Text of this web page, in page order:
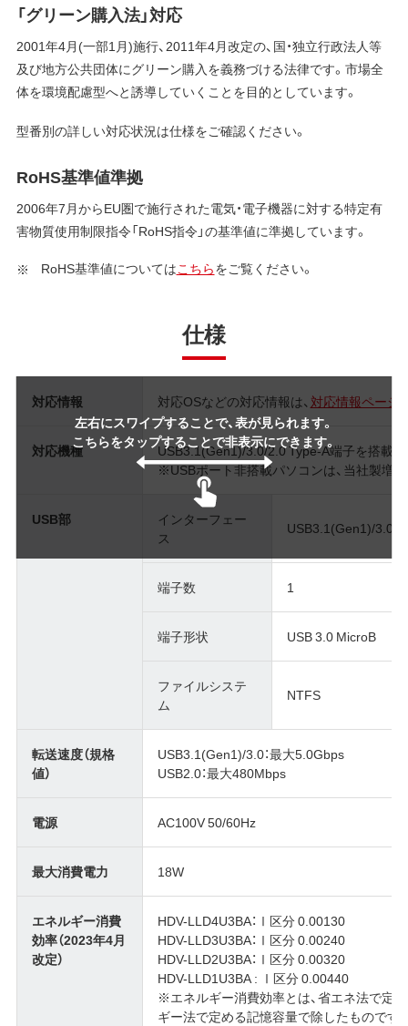
「グリーン購入法」対応
2001年4月(一部1月)施行、2011年4月改定の、国・独立行政法人等
及び地方公共団体にグリーン購入を義務づける法律です。市場全
体を環境配慮型へと誘導していくことを目的としています。
型番別の詳しい対応状況は仕様をご確認ください。
RoHS基準値準拠
2006年7月からEU圏で施行された電気・電子機器に対する特定有
害物質使用制限指令「RoHS指令」の基準値に準拠しています。
RoHS基準値についてはこちらをご覧ください。
仕様
左右にスワイプすることで、表が見られます。
こちらをタップすることで非表示にできます。
対応情報 対応OSなどの対応情報は、 対応情報ページ
対応機種
USB3.1(Gen1)/3.0/2.0 Type-A端子を搭載
※USBポート非搭載パソコンは、当社製増
USB部
インターフェー
ス
USB3.1(Gen1)/3.0/
端子数 1
端子形状 USB 3.0 MicroB
ファイルシステ
ム
NTFS
転送速度（規格
値）
USB3.1(Gen1)/3.0：最大5.0Gbps
USB2.0：最大480Mbps
電源 AC100V 50/60Hz
最大消費電力 18W
エネルギー消費
効率（2023年4月
改定）
HDV-LLD4U3BA：Ⅰ区分 0.00130
HDV-LLD3U3BA：Ⅰ区分 0.00240
HDV-LLD2U3BA：Ⅰ区分 0.00320
HDV-LLD1U3BA : Ⅰ区分 0.00440
※エネルギー消費効率とは、省エネ法で定
ギー法で定める記憶容量で除したものです